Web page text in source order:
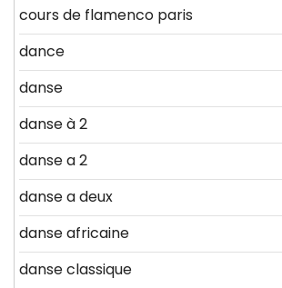
cours de flamenco paris
dance
danse
danse à 2
danse a 2
danse a deux
danse africaine
danse classique